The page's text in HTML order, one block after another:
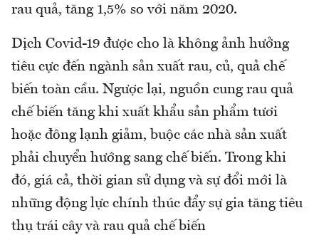
rau quả, tăng 1,5% so với năm 2020.
Dịch Covid-19 được cho là không ảnh hưởng
tiêu cực đến ngành sản xuất rau, củ, quả chế
biến toàn cầu. Ngược lại, nguồn cung rau quả
chế biến tăng khi xuất khẩu sản phẩm tươi
hoặc đông lạnh giảm, buộc các nhà sản xuất
phải chuyển hướng sang chế biến. Trong khi
đó, giá cả, thời gian sử dụng và sự đổi mới là
những động lực chính thúc đẩy sự gia tăng tiêu
thụ trái cây và rau quả chế biến